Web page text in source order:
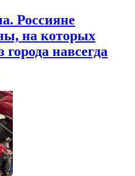
Россияне
на которых
навсегда